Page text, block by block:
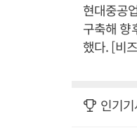
현대중공
구축해 향
했다. [비
인기